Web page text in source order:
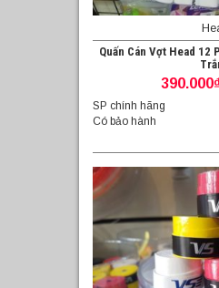
Quấn Cán Vợt Head 12
SP chính hãng
Có bảo hành